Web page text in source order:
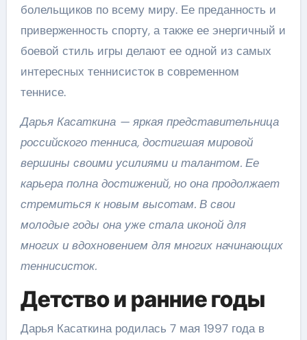
болельщиков по всему миру. Ее преданность и
приверженность спорту, а также ее энергичный и
боевой стиль игры делают ее одной из самых
интересных теннисисток в современном
теннисе.
Дарья Касаткина — яркая представительница
российского тенниса, достигшая мировой
вершины своими усилиями и талантом. Ее
карьера полна достижений, но она продолжает
стремиться к новым высотам. В свои
молодые годы она уже стала иконой для
многих и вдохновением для многих начинающих
теннисисток.
Детство и ранние годы
Дарья Касаткина родилась 7 мая 1997 года в